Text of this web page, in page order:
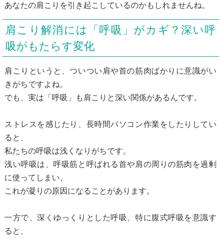
あなたの肩こりを引き起こしているのかもしれませんね。
肩こり解消には「呼吸」がカギ？深い呼
吸がもたらす変化
肩こりというと、ついつい肩や首の筋肉ばかりに意識がい
きがちですよね。
でも、実は「呼吸」も肩こりと深い関係があるんです。
ストレスを感じたり、長時間パソコン作業をしたりしてい
ると、
私たちの呼吸は浅くなりがちです。
浅い呼吸は、呼吸筋と呼ばれる首や肩の周りの筋肉を過剰
に使ってしまい、
これが凝りの原因になることがあります。
一方で、深くゆっくりとした呼吸、特に腹式呼吸を意識す
ると、